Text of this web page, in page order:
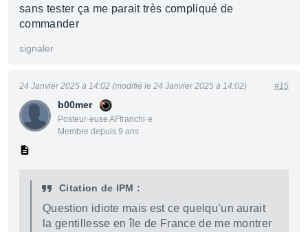
sans tester ça me parait très compliqué de
commander
signaler
b00mer
Posteur·euse AFfranchi·e
Membre depuis 9 ans
24 Janvier 2025 à 14:02 (modifié le 24 Janvier 2025 à 14:02) #15
Citation de IPM :
Question idiote mais est ce quelqu’un aurait
la gentillesse en île de France de me montrer